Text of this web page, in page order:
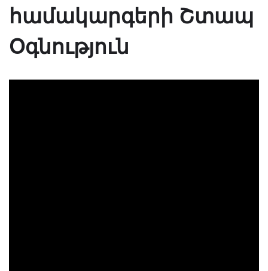
համակարգերի Շտապ
Օգնություն